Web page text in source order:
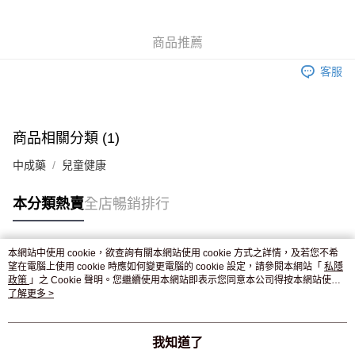
付款後門市自取，訂單確認後2-4個工作天到店，7天內取。逾期後
商品推薦
客服
商品相關分類 (1)
中成藥 兒童健康
本分類熱賣全店暢銷排行
熱門標籤
熱銷排行
本網站中使用 cookie，欲查詢有關本網站使用 cookie 方式之詳情，及若您不希
望在電腦上使用 cookie 時應如何變更電腦的 cookie 設定，請參閱本網站「 私隱
政策 」之 Cookie 聲明。您繼續使用本網站即表示您同意本公司得按本網站使用
條款之 Cookie 聲明使用 cookie。
了解更多 >
我知道了